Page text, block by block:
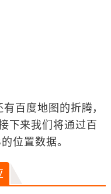
百度地图的折腾，
下来我们将通过百
位置数据。